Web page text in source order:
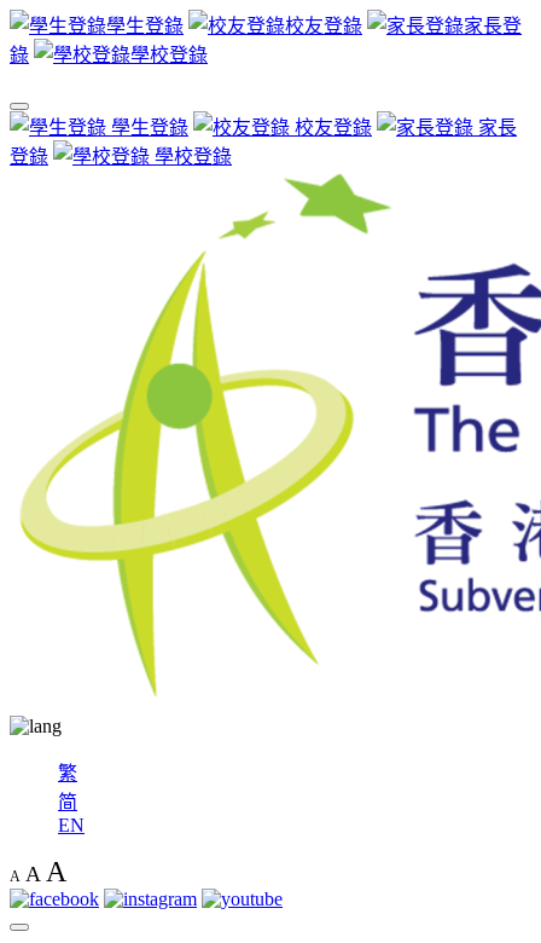
學生登錄 校友登錄
家長登
錄
學校登錄
學生登錄 校友登錄
家長
登錄
學校登錄
繁
简
EN
A A A